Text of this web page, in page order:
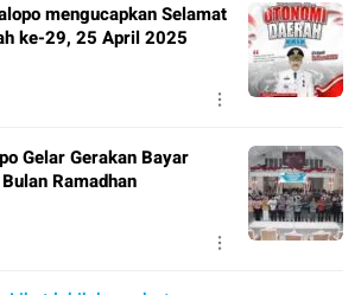
mengucapkan Selamat
ke-29, 25 April 2025
Gelar Gerakan Bayar
Ramadhan